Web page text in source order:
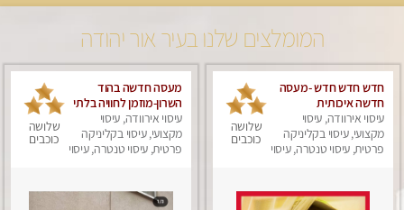
המומלצים שלנו בעיר אור יהודה
חדש חדש חדש -מעסה
חדשה איכותית
ומקצועית מומלץ מאוד
מאוד !
עיסוי אירוודה, עיסוי
מקצועי, עיסוי בקליניקה
פרטית, עיסוי טנטרה, עיסוי
שלושה
כוכבים
מעסה חדשה בהוד
השרון-מוזמן לחוויה בלתי
נשכחת!!!עיסוי מפנק
ביותר במקום פרטי
לחלוטין!
עיסוי אירוודה, עיסוי
מקצועי, עיסוי בקליניקה
פרטית, עיסוי טנטרה, עיסוי
שלושה
כוכבים